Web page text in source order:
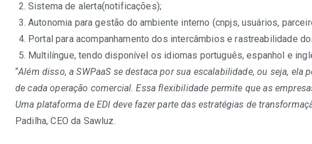
Sistema de alerta(notificações);
Autonomia para gestão do ambiente interno (cnpjs, usuários,
Portal para acompanhamento dos intercâmbios e rastreabilidade
Multilíngue, tendo disponível os idiomas português, espanhol e
“Além disso, a SWPaaS se destaca por sua escalabilidade, ou seja,
de cada operação comercial. Essa flexibilidade permite que as
Uma plataforma de EDI deve fazer parte das estratégias de
Padilha, CEO da Sawluz.